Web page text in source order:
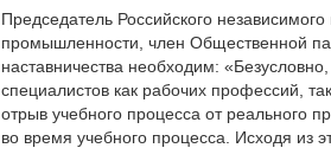
Председатель Российского
промышленности, член Общественной
наставничества необходим:
специалистов как рабочих профессий,
отрыв учебного процесса от реального
во время учебного процесса. Исходя из